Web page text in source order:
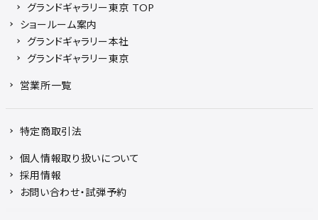
グランドギャラリー東京 TOP
ショールーム案内
グランドギャラリー本社
グランドギャラリー東京
営業所一覧
特定商取引法
個人情報取り扱いについて
採用情報
お問い合わせ・試弾予約